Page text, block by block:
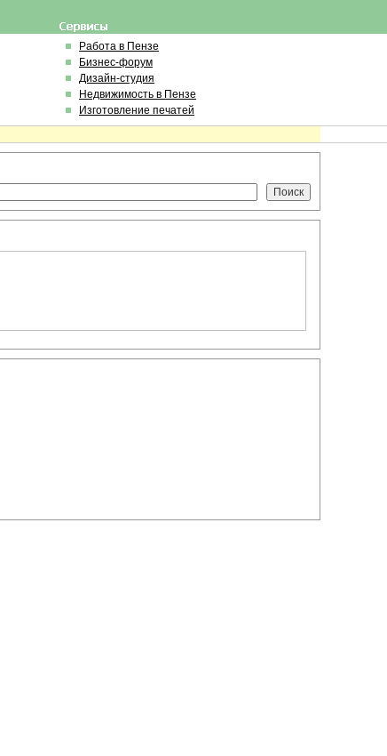
Работа в Пензе
Бизнес-форум
Дизайн-студия
Недвижимость в Пензе
Изготовление печатей